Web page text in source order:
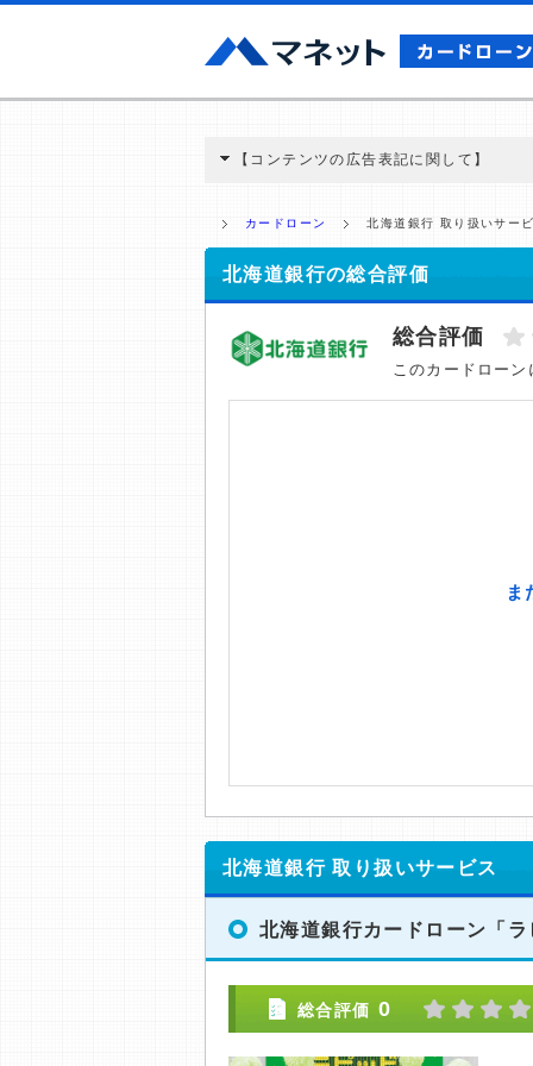
【コンテンツの広告表記に関して】
ミ収集などに基づき、公平性を担保した情
>提携企業一覧
カードローン 北海道銀行 取り扱いサー
北海道銀行の総合評価
総合評価
このカードロー
北海道銀行 取り扱いサービス
北海道銀行カードローン「
総合評価 0